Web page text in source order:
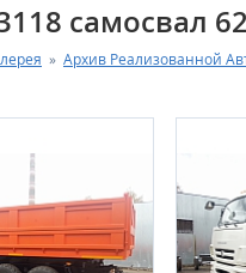
самосвал
» Архив Реализованной